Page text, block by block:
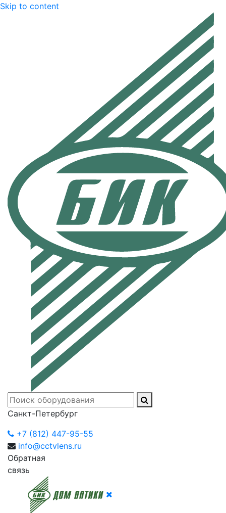
Skip to content
Санкт-Петербург
+7 (812) 447-95-55
info@cctvlens.ru
Обратная
связь